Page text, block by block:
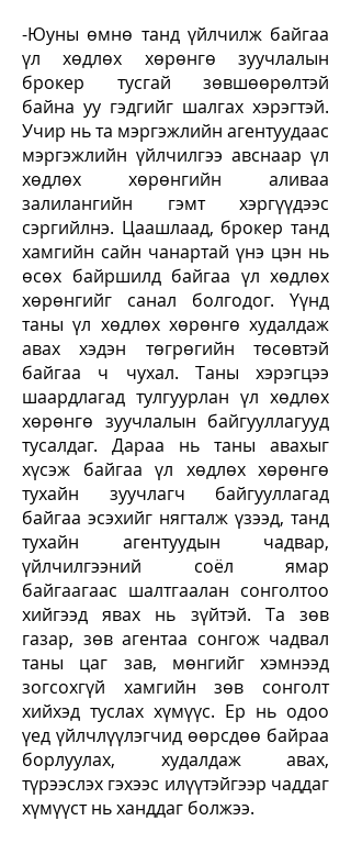
-Юуны өмнө танд үйлчилж байгаа
үл хөдлөх хөрөнгө зуучлалын
брокер тусгай зөвшөөрөлтэй
байна уу гэдгийг шалгах хэрэгтэй.
Учир нь та мэргэжлийн агентуудаас
мэргэжлийн үйлчилгээ авснаар үл
хөдлөх хөрөнгийн аливаа
залилангийн гэмт хэргүүдээс
сэргийлнэ. Цаашлаад, брокер танд
хамгийн сайн чанартай үнэ цэн нь
өсөх байршилд байгаа үл хөдлөх
хөрөнгийг санал болгодог. Үүнд
таны үл хөдлөх хөрөнгө худалдаж
авах хэдэн төгрөгийн төсөвтэй
байгаа ч чухал. Таны хэрэгцээ
шаардлагад тулгуурлан үл хөдлөх
хөрөнгө зуучлалын байгууллагууд
тусалдаг. Дараа нь таны авахыг
хүсэж байгаа үл хөдлөх хөрөнгө
тухайн зуучлагч байгууллагад
байгаа эсэхийг нягталж үзээд, танд
тухайн агентуудын чадвар,
үйлчилгээний соёл ямар
байгаагаас шалтгаалан сонголтоо
хийгээд явах нь зүйтэй. Та зөв
газар, зөв агентаа сонгож чадвал
таны цаг зав, мөнгийг хэмнээд
зогсохгүй хамгийн зөв сонголт
хийхэд туслах хүмүүс. Ер нь одоо
үед үйлчлүүлэгчид өөрсдөө байраа
борлуулах, худалдаж авах,
түрээслэх гэхээс илүүтэйгээр чаддаг
хүмүүст нь ханддаг болжээ.